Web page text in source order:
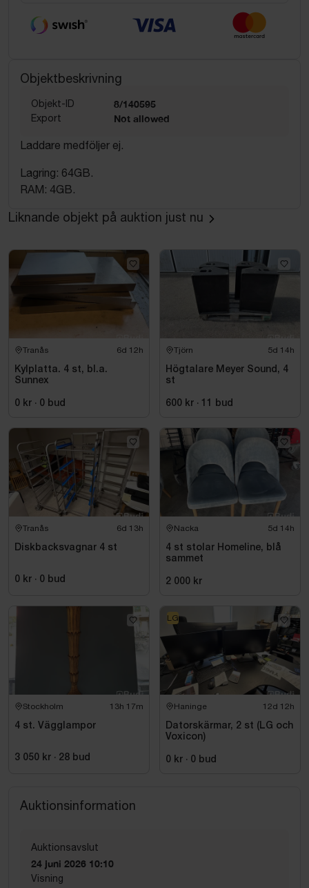
Objektbeskrivning
Objekt-ID 8/140595
Export Not allowed
Laddare medföljer ej.
Lagring: 64GB.
RAM: 4GB.
Liknande objekt på auktion just nu
Tranås 6d 12h
Kylplatta. 4 st, bl.a.
Sunnex
0 kr · 0 bud
Tjörn 5d 14h
Högtalare Meyer Sound, 4
st
600 kr · 11 bud
Tranås 6d 13h
Diskbacksvagnar 4 st
0 kr · 0 bud
Nacka 5d 14h
4 st stolar Homeline, blå
sammet
2 000 kr
Stockholm 13h 17m
4 st. Vägglampor
3 050 kr · 28 bud
Haninge 12d 12h
Datorskärmar, 2 st (LG och
Voxicon)
0 kr · 0 bud
LG
Auktionsinformation
Auktionsavslut
24 juni 2026 10:10
Visning